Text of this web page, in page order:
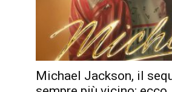
Michael Jackson, il